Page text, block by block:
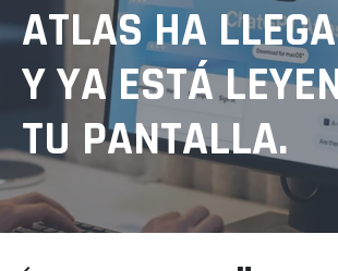
ATLAS HA
Y YA ESTÁ
TU PANTALLA.